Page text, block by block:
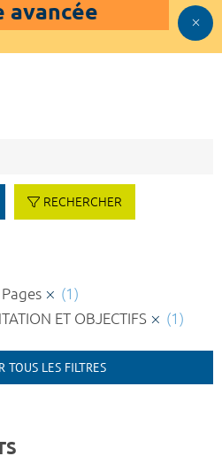
avancée
RECHERCHER
(1)
ET OBJECTIFS
(1)
TOUS LES FILTRES